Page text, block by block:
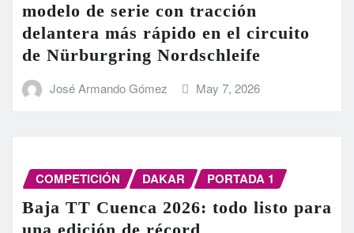
modelo de serie con tracción
delantera más rápido en el circuito
de Nürburgring Nordschleife
José Armando Gómez May 7, 2026
COMPETICIÓN DAKAR PORTADA 1
Baja TT Cuenca 2026: todo listo para